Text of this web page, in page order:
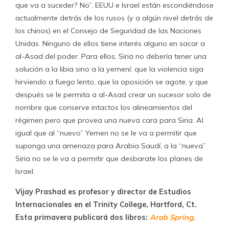
que va a suceder? No”. EEUU e Israel están escondiéndose
actualmente detrás de los rusos (y a algún nivel detrás de
los chinos) en el Consejo de Seguridad de las Naciones
Unidas. Ninguno de ellos tiene interés alguno en sacar a
al-Asad del poder. Para ellos, Siria no debería tener una
solución a la libia sino a la yemení: que la violencia siga
hirviendo a fuego lento, que la oposición se agote, y que
después se le permita a al-Asad crear un sucesor solo de
nombre que conserve intactos los alineamientos del
régimen pero que provea una nueva cara para Siria. Al
igual que al “nuevo” Yemen no se le va a permitir que
suponga una amenaza para Arabia Saudí, a la “nueva”
Siria no se le va a permitir que desbarate los planes de
Israel.
Vijay Prashad es profesor y director de Estudios
Internacionales en el Trinity College, Hartford, Ct.
Esta primavera publicará dos libros: Arab Spring,